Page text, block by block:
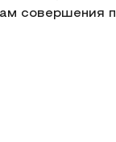
совершения